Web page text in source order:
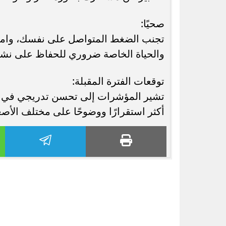
صحيًا:
تجنب الضغط المتواصل على نفسك،
والحياة الخاصة ضروري للحفاظ على
توقعات الفترة المقبلة:
تشير المؤشرات إلى تحسن تدريجي في
أكثر استقرارًا ووضوحًا على مختلف